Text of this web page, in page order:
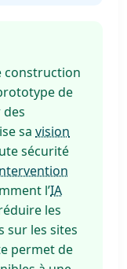
construction
de
savision
sécurité
l’IA
les
sur les sites
permet de